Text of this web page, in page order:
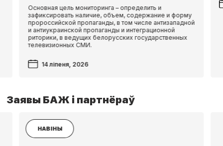
Основная цель мониторинга – определить и
зафиксировать наличие, объем, содержание и форму
пророссийской пропаганды, в том числе антизападной
и антиукраинской пропаганды и интеграционной
риторики, в ведущих белорусских государственных
телевизионных СМИ.
14 ліпеня, 2026
Заявы БАЖ і партнёраў
НАВІНЫ